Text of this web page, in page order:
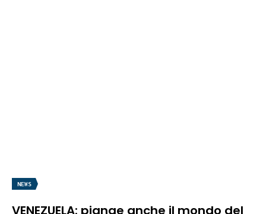
NEWS
VENEZUELA: piange anche il mondo del